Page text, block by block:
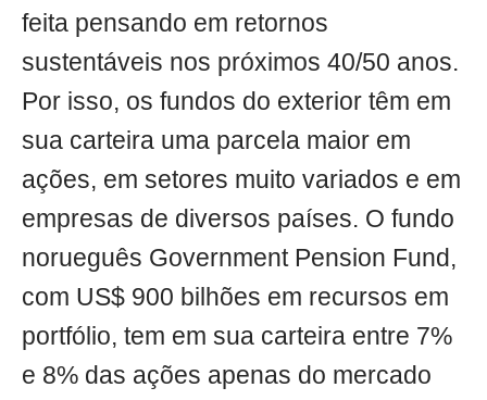
feita pensando em retornos
sustentáveis nos próximos 40/50 anos.
Por isso, os fundos do exterior têm em
sua carteira uma parcela maior em
ações, em setores muito variados e em
empresas de diversos países. O fundo
norueguês Government Pension Fund,
com US$ 900 bilhões em recursos em
portfólio, tem em sua carteira entre 7%
e 8% das ações apenas do mercado